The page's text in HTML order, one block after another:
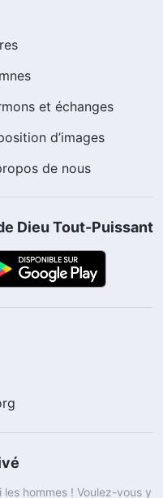
et échanges
d’images
de nous
Dieu Tout-Puissant
hommes ! Voulez-vous y